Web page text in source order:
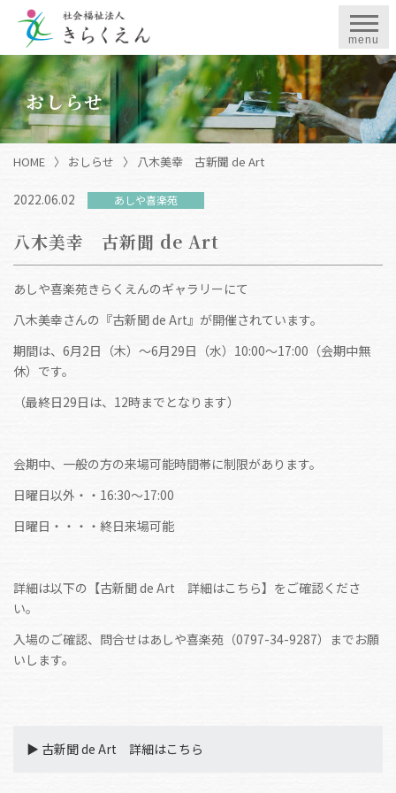
menu
おしらせ
HOME 〉 おしらせ 〉 八木美幸 古新聞 de Art
2022.06.02 あしや喜楽苑
八木美幸 古新聞 de Art
あしや喜楽苑きらくえんのギャラリーにて
八木美幸さんの『古新聞 de Art』が開催されています。
期間は、6月2日（木）〜6月29日（水）10:00～17:00（会期中無
休）です。
（最終日29日は、12時までとなります）
会期中、一般の方の来場可能時間帯に制限があります。
日曜日以外・・16:30～17:00
日曜日・・・・終日来場可能
詳細は以下の【古新聞 de Art 詳細はこちら】をご確認くださ
い。
入場のご確認、問合せはあしや喜楽苑（0797-34-9287）までお願
いします。
▶︎ 古新聞 de Art 詳細はこちら